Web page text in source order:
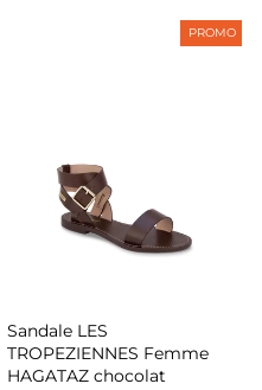
PROMO
Sandale LES
TROPEZIENNES Femme
HAGATAZ chocolat